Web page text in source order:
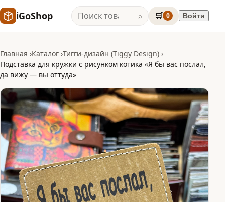
iGoShop ⌕ 🛒 0 Войти
Главная Каталог Тигги-дизайн (Tiggy Design)
Подставка для кружки с рисунком котика «Я бы вас послал,
да вижу — вы оттуда»